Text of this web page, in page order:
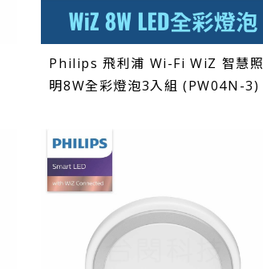
Philips 飛利浦 Wi-Fi WiZ 智慧照
明8W全彩燈泡3入組 (PW04N-3)